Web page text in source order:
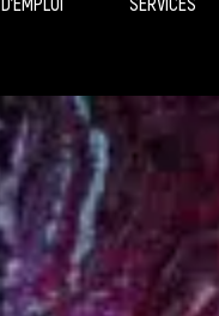
D’EMPLOI SERVICES